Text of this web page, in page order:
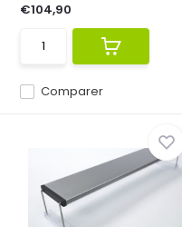
Comparer
€104,90